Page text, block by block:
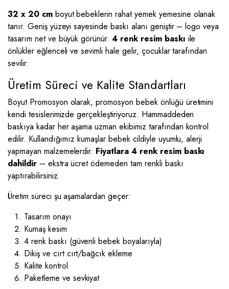
32 x 20 cmboyut bebeklerin rahat yemek yemesine olanak
tanır. Geniş yüzeyi sayesinde baskı alanı geniştir – logo veya
tasarım net ve büyük görünür.4 renk resim baskı ile
önlükler eğlenceli ve sevimli hale gelir, çocuklar tarafından
sevilir.
Üretim Süreci ve Kalite Standartları
Boyut Promosyon olarak, promosyon bebek önlüğü üretimini
kendi tesislerimizde gerçekleştiriyoruz. Hammaddeden
baskıya kadar her aşama uzman ekibimiz tarafından kontrol
edilir. Kullandığımız kumaşlar bebek cildiyle uyumlu, alerji
yapmayan malzemelerdir. Fiyatlara 4 renk resim baskı
dahildir– ekstra ücret ödemeden tam renkli baskı
yaptırabilirsiniz.
Üretim süreci şu aşamalardan geçer:
Tasarım onayı
Kumaş kesim
4 renk baskı (güvenli bebek boyalarıyla)
Dikiş ve cırt cırt/bağcık ekleme
Kalite kontrol
Paketleme ve sevkiyat